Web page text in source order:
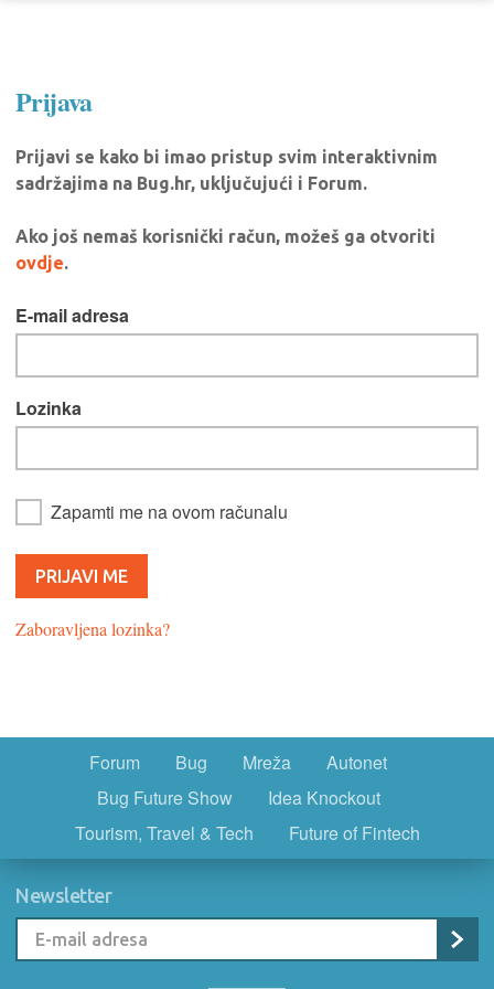
Prijava
Prijavi se kako bi imao pristup svim interaktivnim
sadržajima na Bug.hr, uključujući i Forum.
Ako još nemaš korisnički račun, možeš ga otvoriti
ovdje.
E-mail adresa
Lozinka
Zapamti me na ovom računalu
Zaboravljena lozinka?
Forum Bug Mreža
Autonet
Bug Future Show
Idea Knockout
Tourism, Travel & Tech
Future of Fintech
Newsletter